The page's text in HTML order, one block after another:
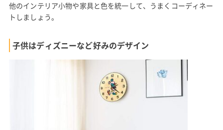
他のインテリア小物や家具と色を統一して、うまくコーディネー
トしましょう。
子供はディズニーなど好みのデザイン